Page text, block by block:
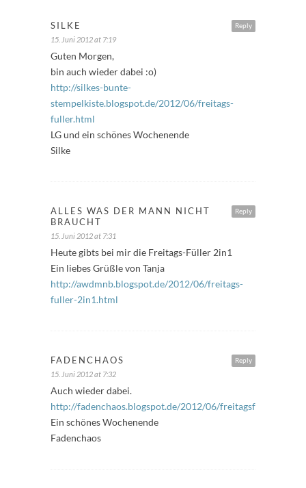
Reply
SILKE
15. Juni 2012 at 7:19
Guten Morgen,
bin auch wieder dabei :o)
http://silkes-bunte-
stempelkiste.blogspot.de/2012/06/freitags-
fuller.html
LG und ein schönes Wochenende
Silke
Reply
ALLES WAS DER MANN NICHT
BRAUCHT
15. Juni 2012 at 7:31
Heute gibts bei mir die Freitags-Füller 2in1
Ein liebes Grüßle von Tanja
http://awdmnb.blogspot.de/2012/06/freitags-
fuller-2in1.html
Reply
FADENCHAOS
15. Juni 2012 at 7:32
Auch wieder dabei.
http://fadenchaos.blogspot.de/2012/06/
Ein schönes Wochenende
Fadenchaos